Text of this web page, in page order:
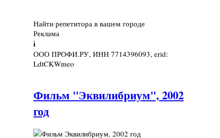
Найти репетитора в вашем городе
Реклама
i
ООО ПРОФИ.РУ, ИНН 7714396093, erid:
LdtCKWmeo
Фильм "Эквилибриум", 2002
год